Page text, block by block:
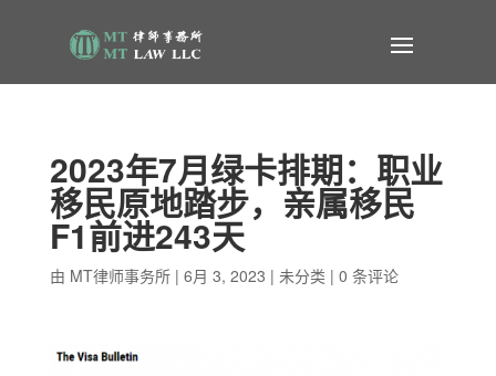
2023年7月绿卡排期：职业
移民原地踏步，亲属移民
F1前进243天
由 MT律师事务所| 6月 3, 2023 | 未分类 | 0 条评论